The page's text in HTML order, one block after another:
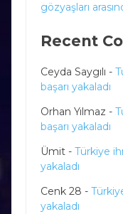
gözyaşları
Recent
Ceyda Saygılı -
başarı yakaladı
Orhan Yılmaz -
başarı yakaladı
Ümit - Türkiye
yakaladı
Cenk 28 -
yakaladı